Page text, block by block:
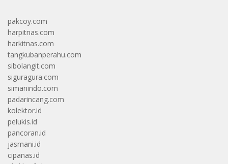
pakcoy.com
harpitnas.com
harkitnas.com
tangkubanperahu.com
sibolangit.com
siguragura.com
simanindo.com
padarincang.com
kolektor.id
pelukis.id
pancoran.id
jasmani.id
cipanas.id